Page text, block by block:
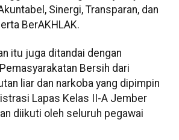
Sinergi, Transparan, dan
BerAKHLAK.
itu juga ditandai dengan
Bersih dari
liar dan narkoba yang dipimpin
Lapas Kelas II-A Jember
diikuti oleh seluruh pegawai